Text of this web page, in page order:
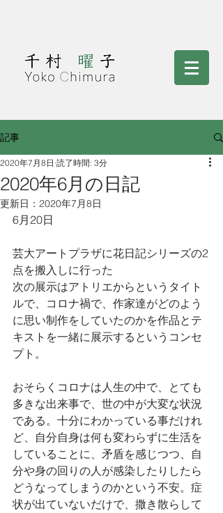
記事
2020年6月の日記
2020年7月8日 読了時間: 3分
更新日： 2020年7月8日
6月20日
芸大アートプラザに花日記シリーズの2
点を搬入しに行った
次の展示はアトリエからというタイト
ルで、コロナ禍で、作家達がどのよう
に思い制作をしていたのかを作品とテ
キストを一緒に展示するというコンセ
プト。
おそらくコロナは人生の中で、とても
多きな出来事で、世の中が大変な状況
である。十分にわかっている事だけれ
ど、自分自身は何も変わらずに生活を
していることに、矛盾を感じつつ、自
分や身の回りの人が感染したりしたら
どうなってしまうのかという不安。症
状が出ていないだけで、撒き散らして